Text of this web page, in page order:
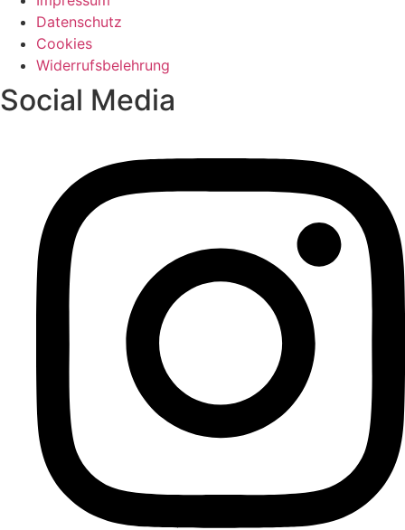
Datenschutz
Cookies
Widerrufsbelehrung
Social Media